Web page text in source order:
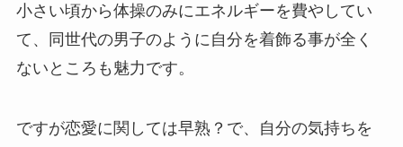
小さい頃から体操のみにエネルギーを費やしてい
て、同世代の男子のように自分を着飾る事が全く
ないところも魅力です。
ですが恋愛に関しては早熟？で、自分の気持ちを